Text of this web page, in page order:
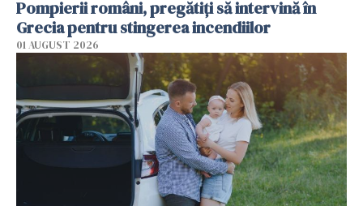
Pompierii români, pregătiţi să intervină în
Grecia pentru stingerea incendiilor
01 AUGUST 2026